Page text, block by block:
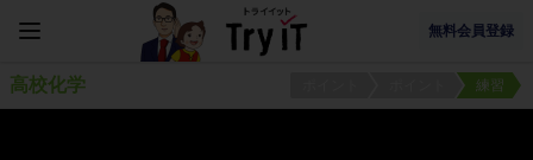
無料会員登録
高校化学 練習